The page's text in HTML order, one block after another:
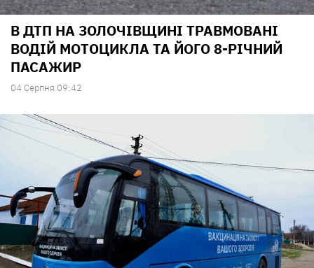
В ДТП НА ЗОЛОЧІВЩИНІ ТРАВМОВАНІ
ВОДІЙ МОТОЦИКЛА ТА ЙОГО 8-РІЧНИЙ
ПАСАЖИР
04 Серпня 09:42